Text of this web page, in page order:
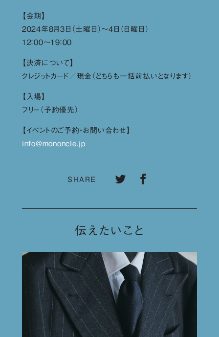
【会期】
２０２４年８月３日（土曜日）〜４日（日曜日）
１２：００〜１９：００
【決済について】
クレジットカード／現金（どちらも一括前払いとなります）
【入場】
フリー（予約優先）
【イベントのご予約・お問い合わせ】
info@mononcle.jp
SHARE
伝えたいこと